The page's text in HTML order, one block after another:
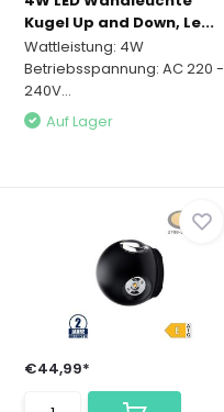
Kugel Up and Down, Le...
Wattleistung: 4W
Betriebsspannung: AC 220 -
240V...
Auf Lager
€44,99*